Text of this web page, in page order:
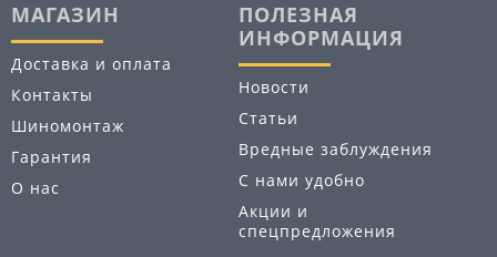
МАГАЗИН
Доставка и оплата
Контакты
Шиномонтаж
Гарантия
О нас
ПОЛЕЗНАЯ
ИНФОРМАЦИЯ
Новости
Статьи
Вредные заблуждения
С нами удобно
Акции и
спецпредложения